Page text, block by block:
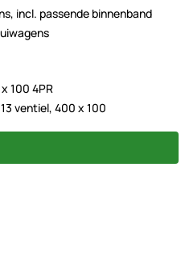
incl. passende binnenband
100 4PR
ventiel, 400 x 100